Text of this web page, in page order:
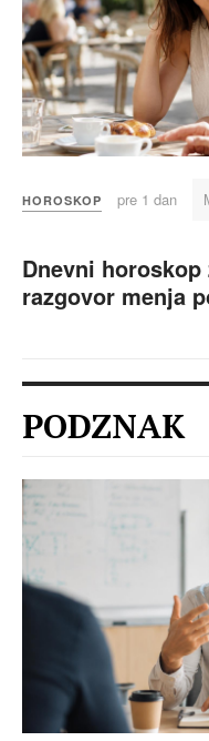
HOROSKOP pre 1 dan
Dnevni
razgovor menja
PODZNAK